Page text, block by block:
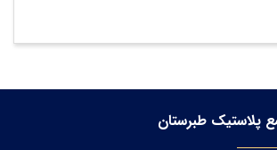
پلاستیک طبرستان